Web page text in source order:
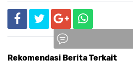
Rekomendasi Berita Terkait